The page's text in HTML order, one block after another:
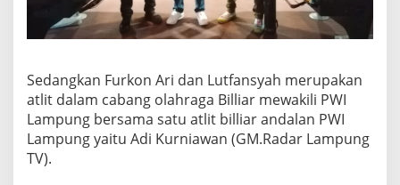
Sedangkan Furkon Ari dan Lutfansyah merupakan
atlit dalam cabang olahraga Billiar mewakili PWI
Lampung bersama satu atlit billiar andalan PWI
Lampung yaitu Adi Kurniawan (GM.Radar Lampung
TV).